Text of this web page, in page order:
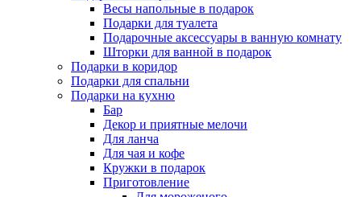
Весы напольные в подарок
Подарки для туалета
Подарочные аксессуары в ванную комнату
Шторки для ванной в подарок
Подарки в коридор
Подарки для спальни
Подарки на кухню
Бар
Декор и приятные мелочи
Для ланча
Для чая и кофе
Кружки в подарок
Приготовление